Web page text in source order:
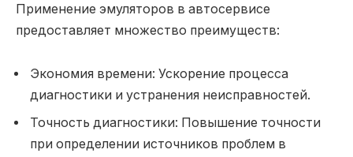
Применение эмуляторов в автосервисе
предоставляет множество преимуществ:
Экономия времени: Ускорение процесса
диагностики и устранения неисправностей.
Точность диагностики: Повышение точности
при определении источников проблем в